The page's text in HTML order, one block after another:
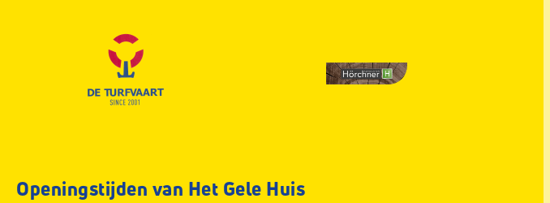
Openingstijden van Het Gele Huis